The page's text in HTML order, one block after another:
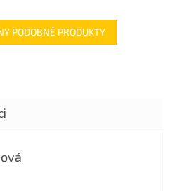
PODOBNÉ PRODUKTY
je 5 z 5 hvězdiček.